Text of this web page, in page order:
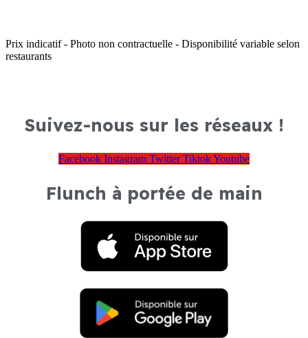
Prix indicatif - Photo non contractuelle - Disponibilité variable selon
restaurants
Suivez-nous sur les réseaux !
Facebook Instagram Twitter TiktokYoutube
Flunch à portée de main